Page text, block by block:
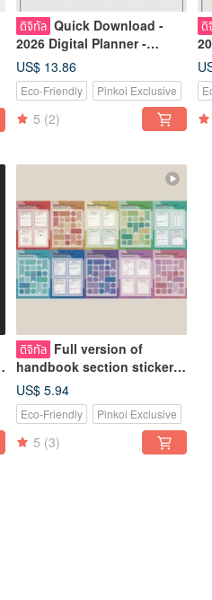
ดิจิทัล Quick Download -
2026 Digital Planner -
Monday & Sunday Start -
Realistic Light & Shadow -
Includes End of 2025
US$ 13.86
Eco-Friendly Pinkoi Exclusive
5 (2)
ดิ
ดิจิทัล Full version of
handbook section stickers
| Electronic handbook
stickers | Convenient
version in goodnotes
format
US$ 5.94
Eco-Friendly Pinkoi Exclusive
5 (3)